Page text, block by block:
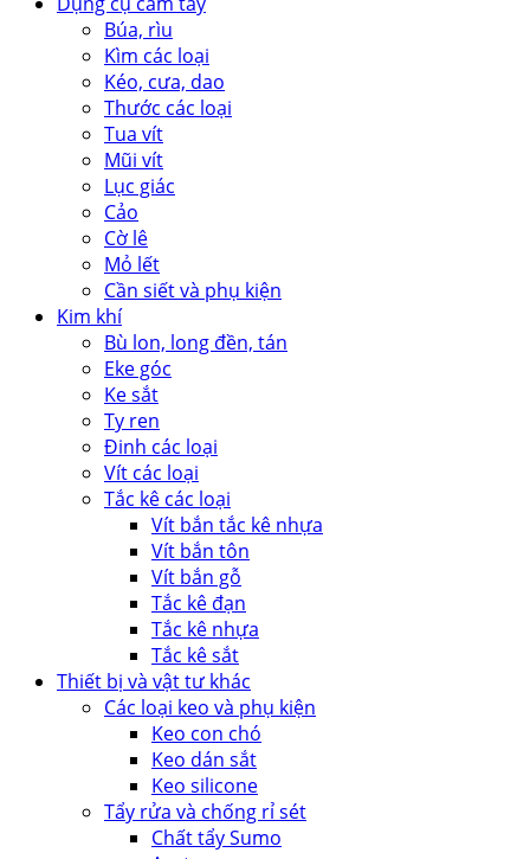
Búa, rìu
Kìm các loại
Kéo, cưa, dao
Thước các loại
Tua vít
Mũi vít
Lục giác
Cảo
Cờ lê
Mỏ lết
Cần siết và phụ kiện
Kim khí
Bù lon, long đền, tán
Eke góc
Ke sắt
Ty ren
Đinh các loại
Vít các loại
Tắc kê các loại
Vít bắn tắc kê nhựa
Vít bắn tôn
Vít bắn gỗ
Tắc kê đạn
Tắc kê nhựa
Tắc kê sắt
Thiết bị và vật tư khác
Các loại keo và phụ kiện
Keo con chó
Keo dán sắt
Keo silicone
Tẩy rửa và chống rỉ sét
Chất tẩy Sumo